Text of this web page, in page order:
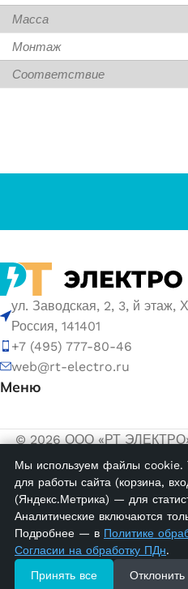
Масса
Монтаж
Соответствие
ул. Заводская, 2, 3, й этаж,
Россия, 141401
+7 (495) 777-80-46
web@rt-electro.ru
Меню
© 2026 ООО «РТ
Политика обработки
Согласие на обработку
PFF 4000;
Крышный
вентилятор,
скорость
18150,00₽
Мы используем файлы cookie.
для работы сайта (корзина,
(Яндекс.Метрика) — для
Аналитические включаются
Подробнее — в Политике
Согласии на обработку ПДн.
Принять все
Отклонить